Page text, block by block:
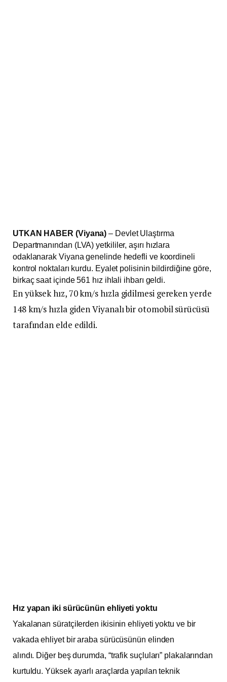
UTKAN HABER (Viyana) – Devlet Ulaştırma
Departmanından (LVA) yetkililer, aşırı hızlara
odaklanarak Viyana genelinde hedefli ve koordineli
kontrol noktaları kurdu. Eyalet polisinin bildirdiğine göre,
birkaç saat içinde 561 hız ihlali ihbarı geldi.
En yüksek hız, 70 km/s hızla gidilmesi gereken yerde
148 km/s hızla giden Viyanalı bir otomobil sürücüsü
tarafından elde edildi.
Hız yapan iki sürücünün ehliyeti yoktu
Yakalanan süratçilerden ikisinin ehliyeti yoktu ve bir
vakada ehliyet bir araba sürücüsünün elinden
alındı. Diğer beş durumda, “trafik suçluları” plakalarından
kurtuldu. Yüksek ayarlı araçlarda yapılan teknik